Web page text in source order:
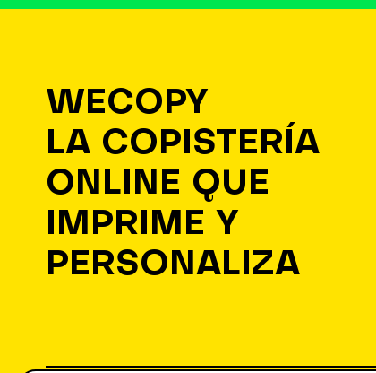
WECOPY
LA COPISTERÍA
ONLINE QUE
IMPRIME Y
PERSONALIZA